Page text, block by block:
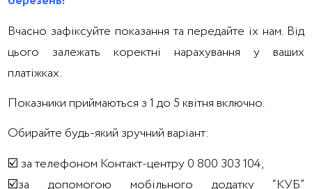
Вчасно зафіксуйте показання та передайте їх нам. Від
цього залежать коректні нарахування у ваших
платіжках.
Показники приймаються з 1 до 5 квітня включно.
Обирайте будь-який зручний варіант:
☑️ за телефоном Контакт-центру 0 800 303 104;
☑️за допомогою мобільного додатку “КУБ”